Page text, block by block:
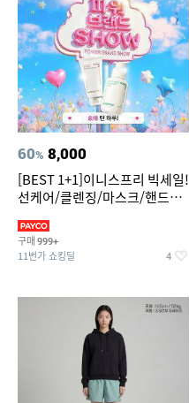
60% 8,000
[BEST 1+1]이니스프리 빅세일!
선케어/클렌징/마스크/핸드크
구매 999+
11번가 쇼킹딜 4